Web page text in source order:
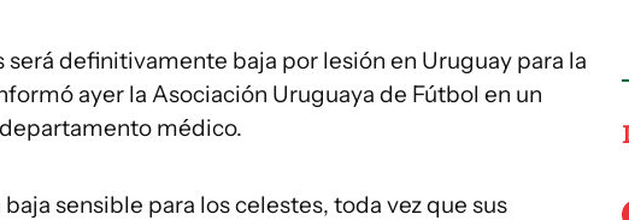
será definitivamente baja por lesión en Uruguay para la
ayer la Asociación Uruguaya de Fútbol en un
médico.
sensible para los celestes, toda vez que sus